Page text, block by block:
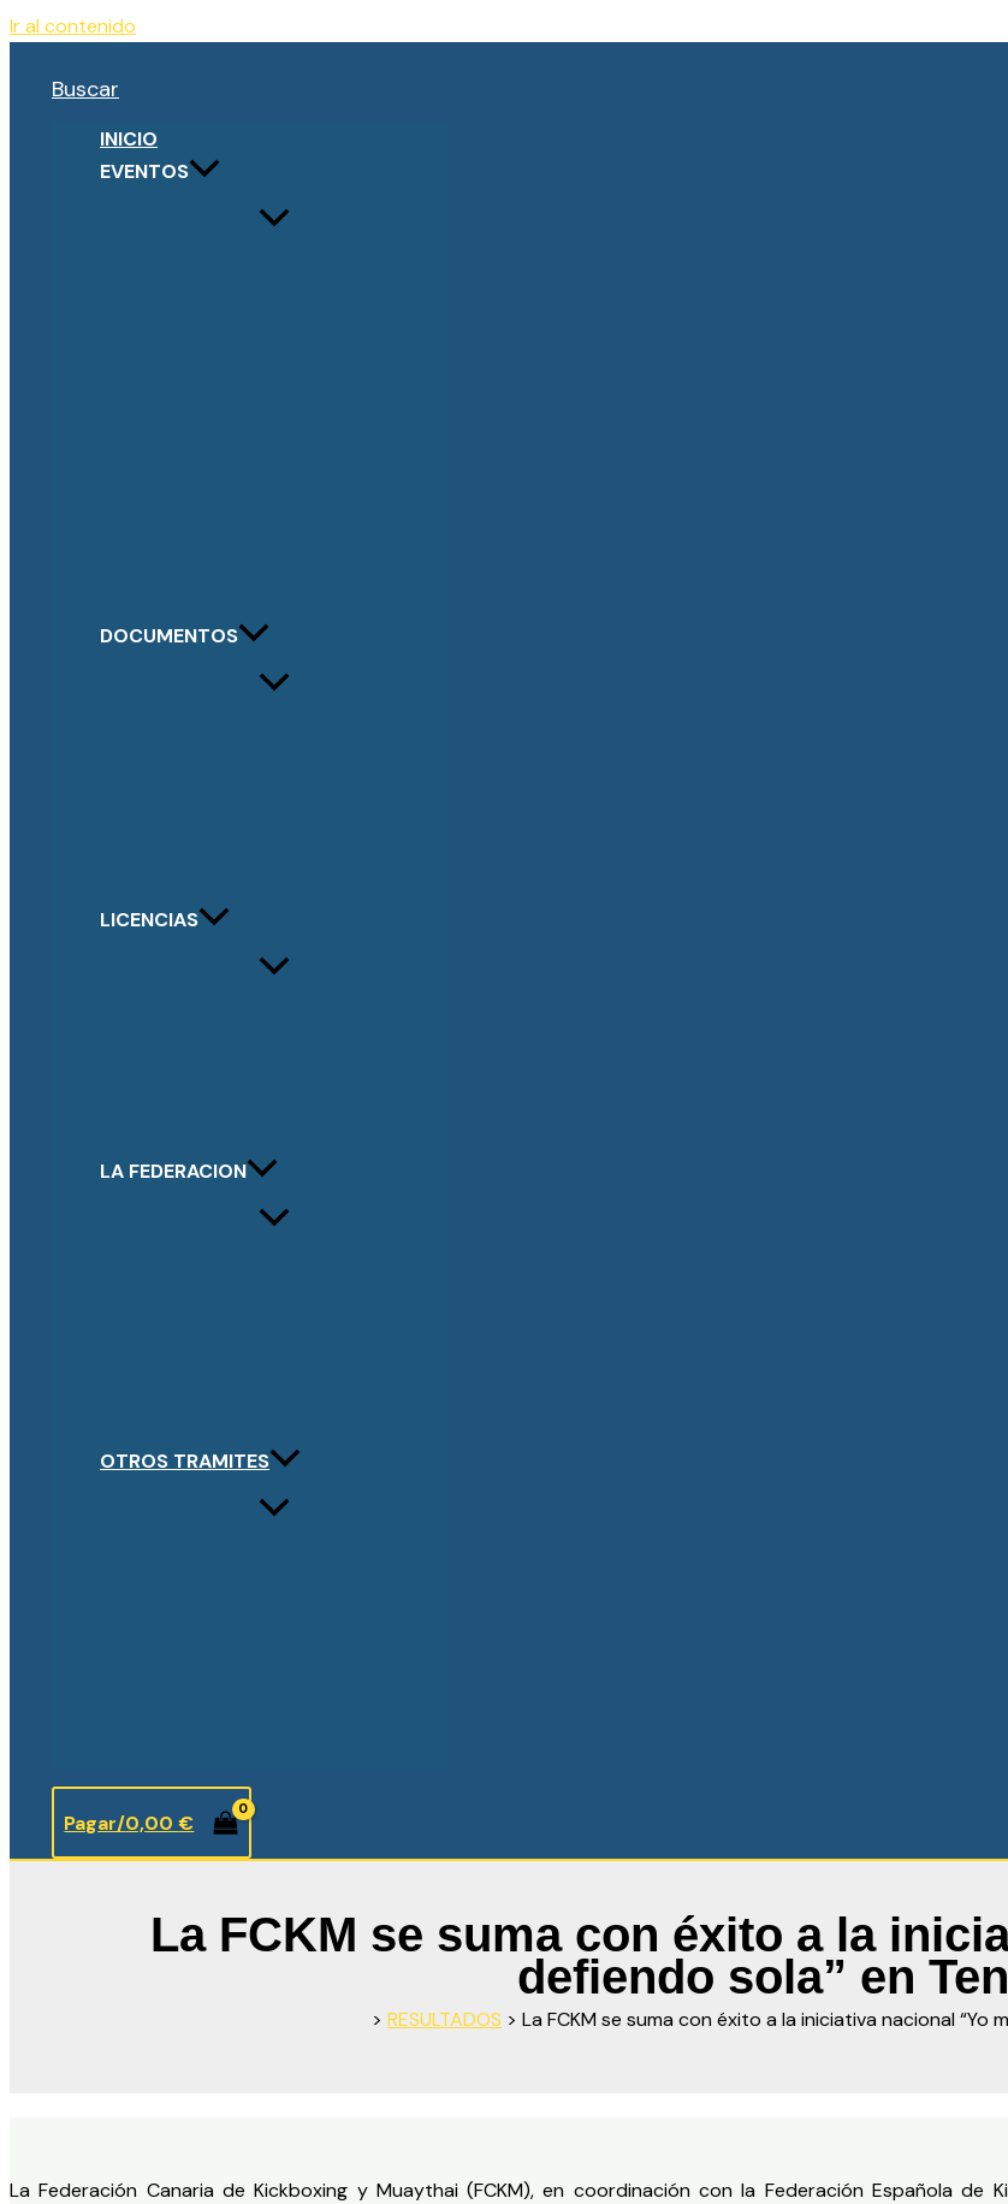
Ir al contenido
Buscar
INICIO
EVENTOS
DOCUMENTOS
LICENCIAS
LA FEDERACION
OTROS TRAMITES
Pagar/0,00€
La FCKM se suma con éxito a la
defiendo sola” en
> RESULTADOS > La FCKM se suma con éxito a la iniciativa nacional “Yo
La Federación Canaria de Kickboxing y Muaythai (FCKM), en coordinación con la Federación Española de